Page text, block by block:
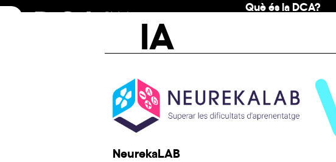
Skip
Què és la DCA?
IA
NeurekaLAB